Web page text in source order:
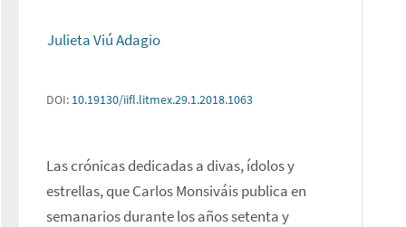
Julieta Viú Adagio
DOI: 10.19130/iifl.litmex.29.1.2018.1063
Las crónicas dedicadas a divas, ídolos y
estrellas, que Carlos Monsiváis publica en
semanarios durante los años setenta y